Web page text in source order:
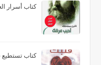
كتاب أسرار
كتاب تستطيع